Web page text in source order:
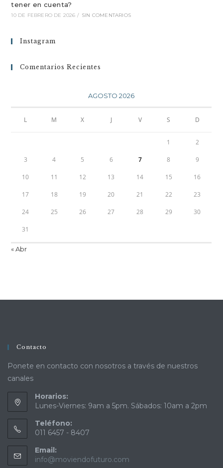
tener en cuenta?
10 DE FEBRERO DE 2026 / SIN COMENTARIOS
Instagram
Comentarios Recientes
AGOSTO 2026
L M X J V S D
1 2
3 4 5 6 7 8 9
10 11 12 13 14 15 16
17 18 19 20 21 22 23
24 25 26 27 28 29 30
31
« Abr
Contacto
Ponete en contacto con nosotros a través de nuestros
canales
Horarios:
Lunes-Viernes: 9am a 5pm. Sábados: 10am a 2pm
Teléfono:
011 6457 - 8407
Email:
info@moviendofuturo.com